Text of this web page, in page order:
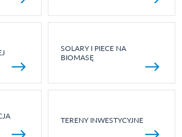
SOLARY I PIECE NA
BIOMASĘ
TERENY INWESTYCYJNE